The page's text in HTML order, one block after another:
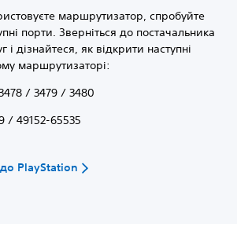
маршрутизатор, спробуйте
порти. Зверніться до постачальника
і дізнайтеся, як відкрити наступні
маршрутизаторі:
/ 3479 / 3480
/ 49152-65535
PlayStation